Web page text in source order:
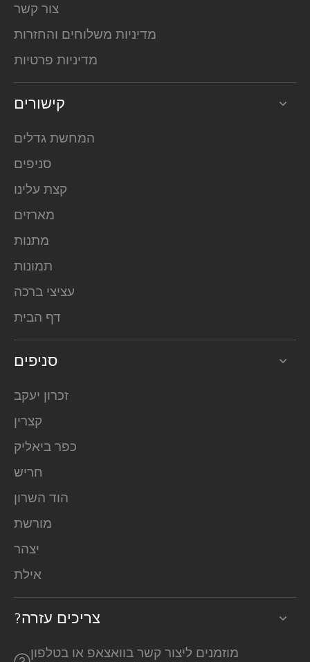
צור קשר
מדיניות משלוחים והחזרות
מדיניות פרטיות
קישורים
המחשת גדלים
סניפים
קצת עלינו
מארזים
מתנות
תמונות
עציצי ברכה
דף הבית
סניפים
זכרון יעקב
קצרין
כפר ביאליק
חריש
הוד השרון
מורשת
יצהר
אילת
?צריכים עזרה
מוזמנים ליצור קשר בוואצאפ או בטלפון